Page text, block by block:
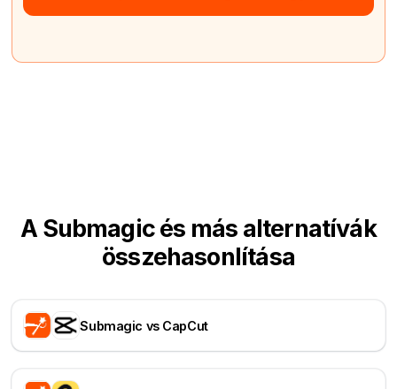
A Submagic és más alternatívák
összehasonlítása
Submagic vs CapCut